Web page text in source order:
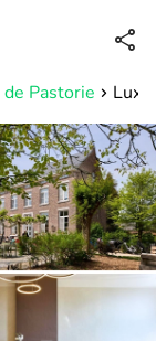
tot 23:00 uur
Pastorie